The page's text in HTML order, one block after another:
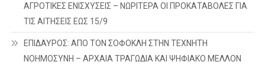
ΑΓΡΟΤΙΚΕΣ ΕΝΙΣΧΥΣΕΙΣ – ΝΩΡΙΤΕΡΑ ΟΙ ΠΡΟΚΑΤΑΒΟΛΕΣ ΓΙΑ
ΤΙΣ ΑΙΤΗΣΕΙΣ ΕΩΣ 15/9
ΕΠΙΔΑΥΡΟΣ: ΑΠΟ ΤΟΝ ΣΟΦΟΚΛΗ ΣΤΗΝ ΤΕΧΝΗΤΗ
ΝΟΗΜΟΣΥΝΗ – ΑΡΧΑΙΑ ΤΡΑΓΩΔΙΑ ΚΑΙ ΨΗΦΙΑΚΟ ΜΕΛΛΟΝ